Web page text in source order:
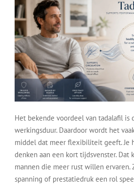
Het bekende voordeel van tadalafil is
werkingsduur. Daardoor wordt het
middel dat meer flexibiliteit geeft. Je
denken aan een kort tijdsvenster. Dat
mannen die meer rust willen ervaren.
spanning of prestatiedruk een rol